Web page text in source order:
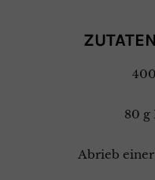
80 g
Abrieb